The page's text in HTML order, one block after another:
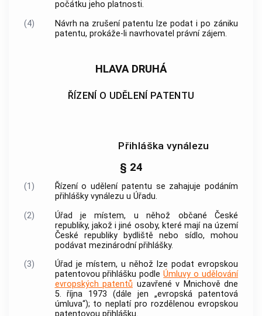
počátku jeho platnosti.
(4)
Návrh na zrušení patentu lze podat i po zániku
patentu, prokáže-li navrhovatel právní zájem.
HLAVA DRUHÁ
ŘÍZENÍ O UDĚLENÍ PATENTU
Přihláška vynálezu
§ 24
(1)
Řízení o udělení patentu se zahajuje podáním
přihlášky vynálezu u Úřadu.
(2)
Úřad je místem, u něhož občané České
republiky, jakož i jiné osoby, které mají na území
České republiky bydliště nebo sídlo, mohou
podávat mezinárodní přihlášky.
(3)
Úřad je místem, u něhož lze podat evropskou
patentovou přihlášku podleÚmluvy o udělování
evropských patentů uzavřené v Mnichově dne
5. října 1973 (dále jen „evropská patentová
úmluva“); to neplatí pro rozdělenou evropskou